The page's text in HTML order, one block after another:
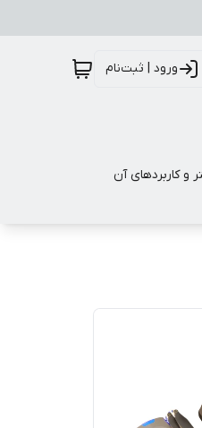
ورود | ثبت‌نام
و کاربردهای آن